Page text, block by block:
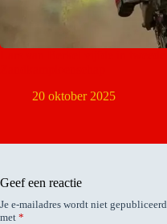
20 oktober 2025
Geef een reactie
Je e-mailadres wordt niet gepubliceerd.
met *